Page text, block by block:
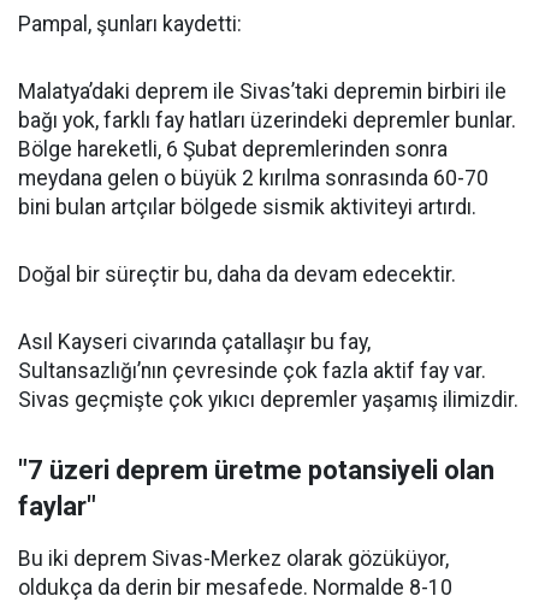
Pampal, şunları kaydetti:
Malatya’daki deprem ile Sivas’taki depremin birbiri ile
bağı yok, farklı fay hatları üzerindeki depremler bunlar.
Bölge hareketli, 6 Şubat depremlerinden sonra
meydana gelen o büyük 2 kırılma sonrasında 60-70
bini bulan artçılar bölgede sismik aktiviteyi artırdı.
Doğal bir süreçtir bu, daha da devam edecektir.
Asıl Kayseri civarında çatallaşır bu fay,
Sultansazlığı’nın çevresinde çok fazla aktif fay var.
Sivas geçmişte çok yıkıcı depremler yaşamış ilimizdir.
"7 üzeri deprem üretme potansiyeli olan
faylar"
Bu iki deprem Sivas-Merkez olarak gözüküyor,
oldukça da derin bir mesafede. Normalde 8-10